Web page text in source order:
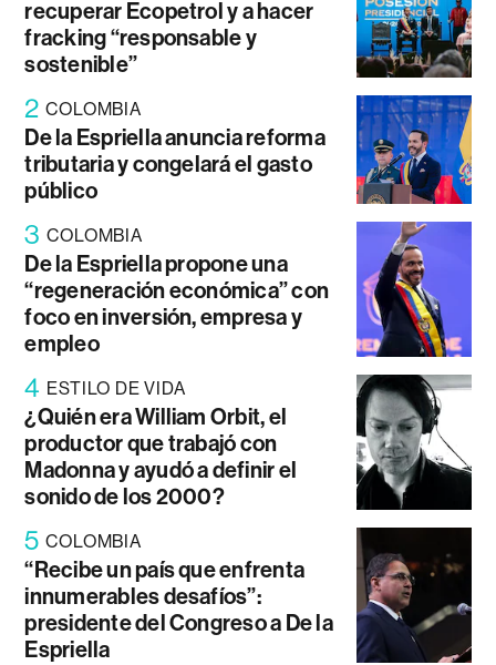
recuperar Ecopetrol y a hacer
fracking “responsable y
sostenible”
2 COLOMBIA
De la Espriella anuncia reforma
tributaria y congelará el gasto
público
3 COLOMBIA
De la Espriella propone una
“regeneración económica” con
foco en inversión, empresa y
empleo
4 ESTILO DE VIDA
¿Quién era William Orbit, el
productor que trabajó con
Madonna y ayudó a definir el
sonido de los 2000?
5 COLOMBIA
“Recibe un país que enfrenta
innumerables desafíos”:
presidente del Congreso a De la
Espriella